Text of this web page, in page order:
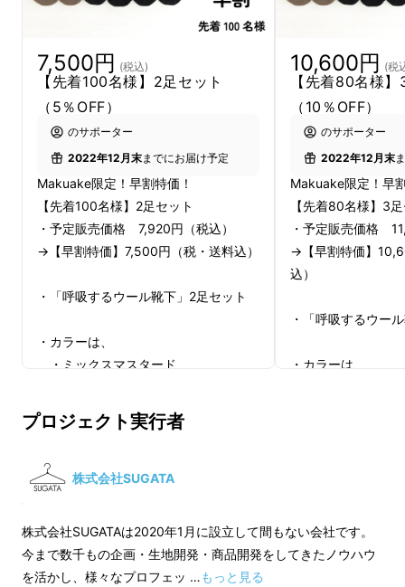
「この履き心地を体感してもらい
た～い！」
パート2！！
というプロジェクト。
リピーターさま続出の商品なんで
す！！
7,500円 (税込)
【先着100名様】2足セット
（5％OFF）
のサポーター
2022年12月末までにお届け予定
Makuake限定！早割特価！
【先着100名様】2足セット
・予定販売価格 7,920円（税込）
→【早割特価】7,500円（税・送料込）
・「呼吸するウール靴下」2足セット
・カラーは、
・ミックスマスタード
・ミックスグリーン
・ミックスグレー
・ブラック
ます。
※デザイン・仕様は変更になる場合が
あります。
10,600円 (税
【先着80名様
（10％OFF）
のサポーター
2022年12月末
Makuake限定！早
【先着80名様】3
・予定販売価格
→【早割特価】
込）
・「呼吸するウー
・カラーは、
の6色よりそれぞ
プロジェクト実行者
株式会社SUGATA
株式会社SUGATAは2020年1月に設立して間もない会社です。
今まで数千もの企画・生地開発・商品開発をしてきたノウハウ
を活かし、様々なプロフェッ …もっと見る